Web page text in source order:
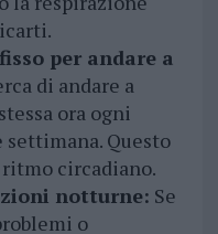
per andare a
di andare a
ora ogni
Questo
circadiano.
notturne: Se
o